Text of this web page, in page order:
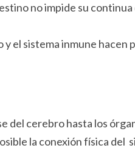
no impide su
el sistema inmune hacen
del cerebro hasta los
la conexión física